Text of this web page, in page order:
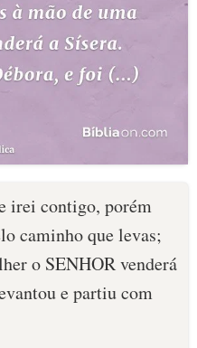
irei contigo, porém
caminho que levas;
o SENHOR venderá
e partiu com